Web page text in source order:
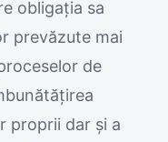
obligaţia sa
prevăzute mai
de
proprii dar și a